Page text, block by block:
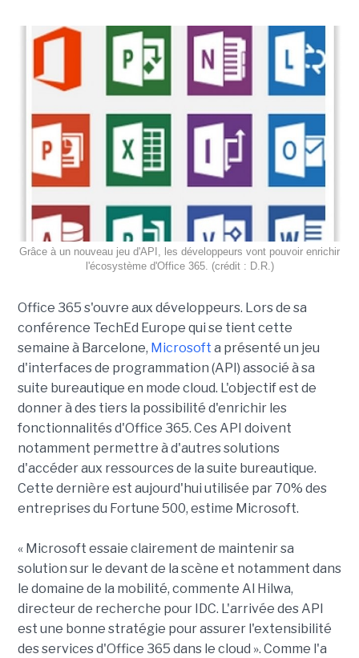
Grâce à un nouveau jeu d'API, les développeurs vont pouvoir enrichir
l'écosystème d'Office 365. (crédit : D.R.)
Office 365 s'ouvre aux développeurs. Lors de sa
conférence TechEd Europe qui se tient cette
semaine à Barcelone, Microsoft a présenté un jeu
d'interfaces de programmation (API) associé à sa
suite bureautique en mode cloud. L'objectif est de
donner à des tiers la possibilité d'enrichir les
fonctionnalités d'Office 365. Ces API doivent
notamment permettre à d'autres solutions
d'accéder aux ressources de la suite bureautique.
Cette dernière est aujourd'hui utilisée par 70% des
entreprises du Fortune 500, estime Microsoft.
« Microsoft essaie clairement de maintenir sa
solution sur le devant de la scène et notamment dans
le domaine de la mobilité, commente Al Hilwa,
directeur de recherche pour IDC. L'arrivée des API
est une bonne stratégie pour assurer l'extensibilité
des services d'Office 365 dans le cloud ». Comme l'a